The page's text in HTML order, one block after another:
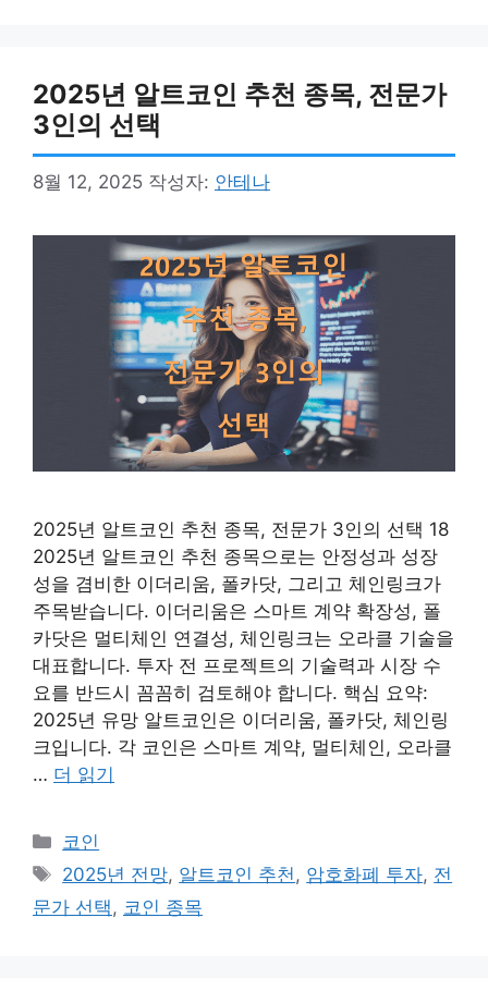
2025년 알트코인 추천 종목, 전문가
3인의 선택
8월 12, 2025 작성자: 안테나
2025년 알트코인 추천 종목, 전문가 3인의 선택 18
2025년 알트코인 추천 종목으로는 안정성과 성장
성을 겸비한 이더리움, 폴카닷, 그리고 체인링크가
주목받습니다. 이더리움은 스마트 계약 확장성, 폴
카닷은 멀티체인 연결성, 체인링크는 오라클 기술을
대표합니다. 투자 전 프로젝트의 기술력과 시장 수
요를 반드시 꼼꼼히 검토해야 합니다. 핵심 요약:
2025년 유망 알트코인은 이더리움, 폴카닷, 체인링
크입니다. 각 코인은 스마트 계약, 멀티체인, 오라클
… 더 읽기
카
테
리
코인
태
그
2025년 전망, 알트코인 추천 , 암호화폐 투자, 전
문가 선택 , 코인 종목